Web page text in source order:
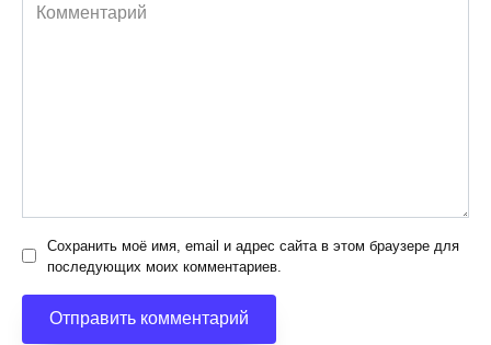
Сохранить моё имя, email и адрес сайта в этом браузере для
последующих моих комментариев.